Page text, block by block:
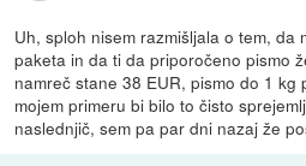
Uh, sploh nisem razmišljala o tem, da
paketa in da ti da priporočeno pismo
namreč stane 38 EUR, pismo do 1 kg
mojem primeru bi bilo to čisto
naslednjič, sem pa par dni nazaj že